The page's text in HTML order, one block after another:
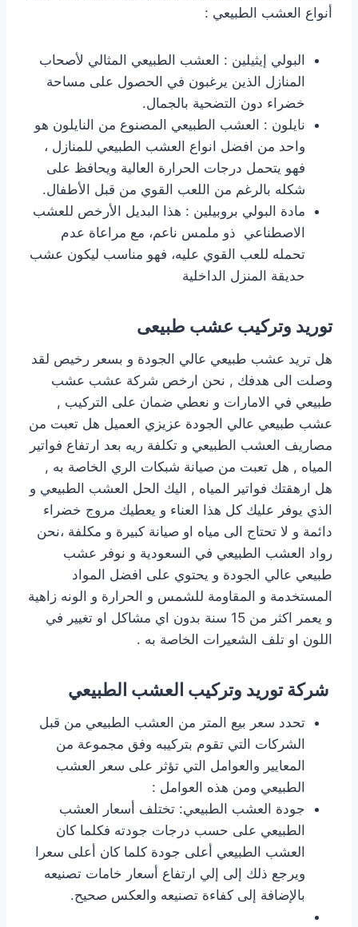
أنواع العشب الطبيعي :
البولي إيثيلين : العشب الطبيعي المثالي لأصحاب
المنازل الذين يرغبون في الحصول على مساحة
خضراء دون التضحية بالجمال.
نايلون : العشب الطبيعي المصنوع من النايلون هو
واحد من افضل انواع العشب الطبيعي للمنازل ،
فهو يتحمل درجات الحرارة العالية ويحافظ على
شكله بالرغم من اللعب القوي من قبل الأطفال.
مادة البولي بروبيلين : هذا البديل الأرخص للعشب
الاصطناعي ذو ملمس ناعم، مع مراعاة عدم
تحمله للعب القوي عليه، فهو مناسب ليكون عشب
حديقة المنزل الداخلية
توريد وتركيب عشب طبيعى
هل تريد عشب طبيعي عالي الجودة و بسعر رخيص لقد
وصلت الى هدفك , نحن ارخص شركة عشب عشب
طبيعي في الامارات و نعطي ضمان على التركيب ,
عشب طبيعي عالي الجودة عزيزي العميل هل تعبت من
مصاريف العشب الطبيعي و تكلفة ريه بعد ارتفاع فواتير
المياه , هل تعبت من صيانة شبكات الري الخاصة به ,
هل ارهقتك فواتير المياه , اليك الحل العشب الطبيعي و
الذي يوفر عليك كل هذا العناء و يعطيك مروج خضراء
دائمة و لا تحتاج الى مياه او صيانة كبيرة و مكلفة ،نحن
رواد العشب الطبيعي في السعودية و نوفر عشب
طبيعي عالي الجودة و يحتوي على افضل المواد
المستخدمة و المقاومة للشمس و الحرارة و الونه زاهية
و يعمر اكثر من 15 سنة بدون اي مشاكل او تغيير في
اللون او تلف الشعيرات الخاصة به .
شركة توريد وتركيب العشب الطبيعي
تحدد سعر بيع المتر من العشب الطبيعي من قبل
الشركات التي تقوم بتركيبه وفق مجموعة من
المعايير والعوامل التي تؤثر على سعر العشب
الطبيعي ومن هذه العوامل :
جودة العشب الطبيعي: تختلف أسعار العشب
الطبيعي على حسب درجات جودته فكلما كان
العشب الطبيعي أعلى جودة كلما كان أعلى سعرا
ويرجع ذلك إلى إلي ارتفاع أسعار خامات تصنيعه
بالإضافة إلى كفاءة تصنيعه والعكس صحيح.